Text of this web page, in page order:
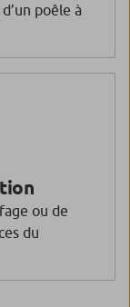
poêle à
ou de
du